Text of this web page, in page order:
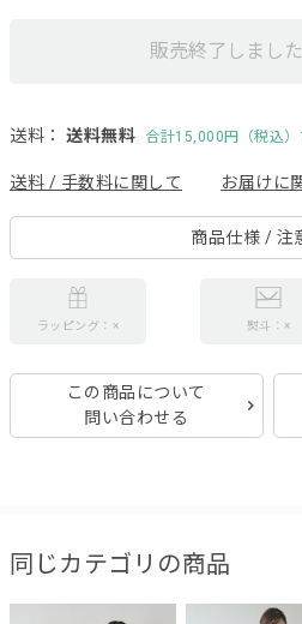
販売終了しました
送料： 送料無料 合計15,000円（税込）
送料 / 手数料に関して お届けに
商品仕様 / 注
ラッピング：× 熨斗：×
この商品について
問い合わせる
同じカテゴリの商品